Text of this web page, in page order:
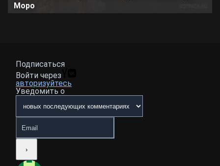
Моро
Подписаться
Войти через
авторизуйтесь
Уведомить о